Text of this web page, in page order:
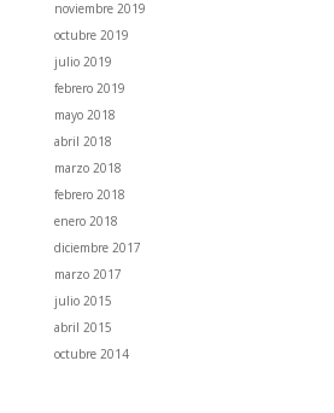
noviembre 2019
octubre 2019
julio 2019
febrero 2019
mayo 2018
abril 2018
marzo 2018
febrero 2018
enero 2018
diciembre 2017
marzo 2017
julio 2015
abril 2015
octubre 2014